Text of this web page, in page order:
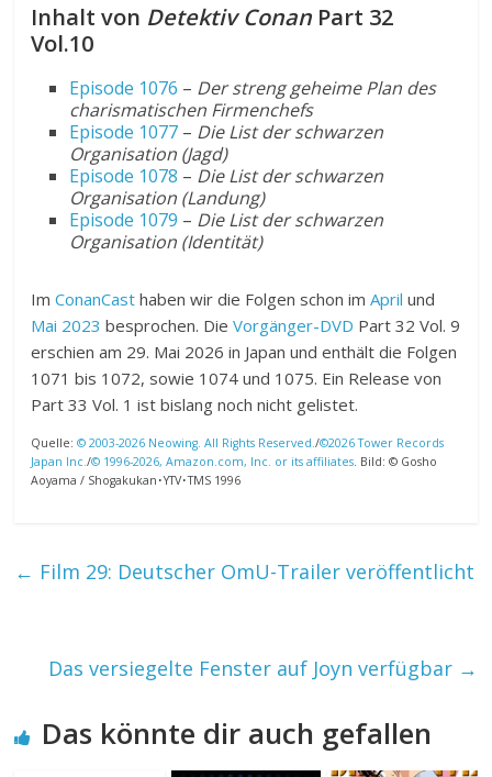
Inhalt von Detektiv Conan Part 32
Vol.10
Episode 1076 – Der streng geheime Plan des
charismatischen Firmenchefs
Episode 1077 – Die List der schwarzen
Organisation (Jagd)
Episode 1078 – Die List der schwarzen
Organisation (Landung)
Episode 1079 – Die List der schwarzen
Organisation (Identität)
ImConanCast haben wir die Folgen schon imApril und
Mai 2023 besprochen. DieVorgänger-DVD Part 32 Vol. 9
erschien am 29. Mai 2026 in Japan und enthält die Folgen
1071 bis 1072, sowie 1074 und 1075. Ein Release von
Part 33 Vol. 1 ist bislang noch nicht gelistet.
Quelle:© 2003-2026 Neowing. All Rights Reserved./©2026 Tower Records
Japan Inc./© 1996-2026, Amazon.com, Inc. or its affiliates. Bild: © Gosho
Aoyama / Shogakukan･YTV･TMS 1996
← Film 29: Deutscher OmU-Trailer veröffentlicht
Das versiegelte Fenster auf Joyn verfügbar →
Das könnte dir auch gefallen